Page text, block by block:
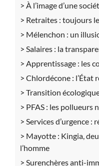
À l’image d’une
Retraites : toujours
Mélenchon : un
Salaires : la
Apprentissage : les
Chlordécone : l’État
Transition
PFAS : les pollueurs
Services d’urgence :
Mayotte : Kingia,
l’homme
Surenchères anti-